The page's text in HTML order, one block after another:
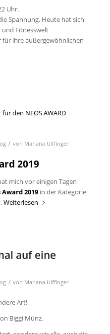
Uhr.
Spannung. Heute hat sich
und Fitnesswelt
ihre außergewöhnlichen
/ von Mariana Uiffinger
2019
mich vor einigen Tagen
Award 2019in der Kategorie
Weiterlesen
auf eine
/ von Mariana Uiffinger
Art!
Biggi Münz.